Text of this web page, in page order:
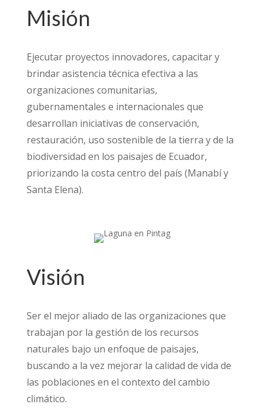
Misión
Ejecutar proyectos innovadores, capacitar y
brindar asistencia técnica efectiva a las
organizaciones comunitarias,
gubernamentales e internacionales que
desarrollan iniciativas de conservación,
restauración, uso sostenible de la tierra y de la
biodiversidad en los paisajes de Ecuador,
priorizando la costa centro del país (Manabí y
Santa Elena).
Visión
Ser el mejor aliado de las organizaciones que
trabajan por la gestión de los recursos
naturales bajo un enfoque de paisajes,
buscando a la vez mejorar la calidad de vida de
las poblaciones en el contexto del cambio
climático.